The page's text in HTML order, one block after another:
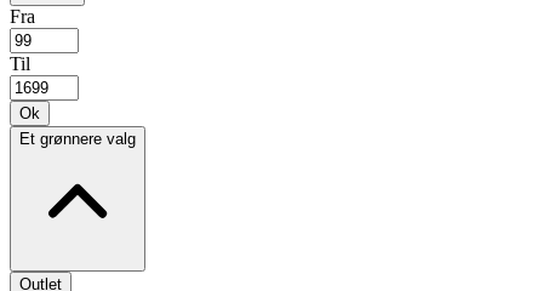
Fra
Til
Ok
Et grønnere valg
Outlet